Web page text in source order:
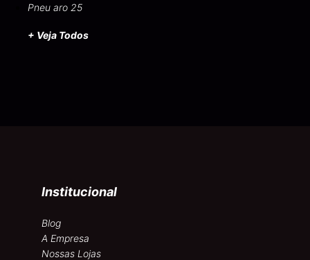
Pneu aro 25
+ Veja Todos
Institucional
Blog
A Empresa
Nossas Lojas